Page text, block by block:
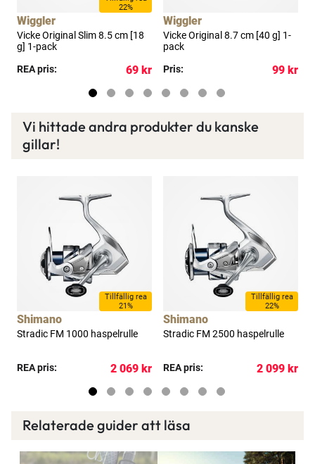
22%
Wiggler
Vicke Original Slim 8.5 cm [18
g] 1-pack
REA pris:
69 kr
Wiggler
Vicke Original 8.7 cm [40 g] 1-
pack
Pris:
99 kr
Vi hittade andra produkter du kanske
gillar!
Tillfällig rea
21%
Shimano
Stradic FM 1000 haspelrulle
REA pris: 2 069 kr
Tillfällig rea
22%
Shimano
Stradic FM 2500 haspelrulle
REA pris: 2 099 kr
Relaterade guider att läsa